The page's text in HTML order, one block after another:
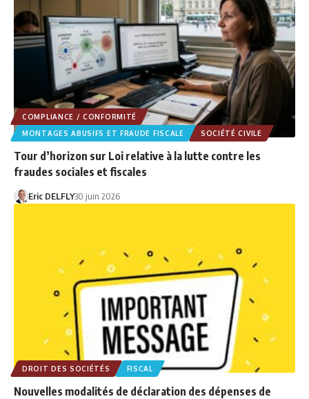
COMPLIANCE / CONFORMITÉ
MONTAGES ABUSIFS ET FRAUDE FISCALE
SOCIÉTÉ CIVILE
Tour d’horizon sur Loi relative à la lutte contre les
fraudes sociales et fiscales
Eric DELFLY30 juin 2026
DROIT DES SOCIÉTÉS FISCAL
Nouvelles modalités de déclaration des dépenses de